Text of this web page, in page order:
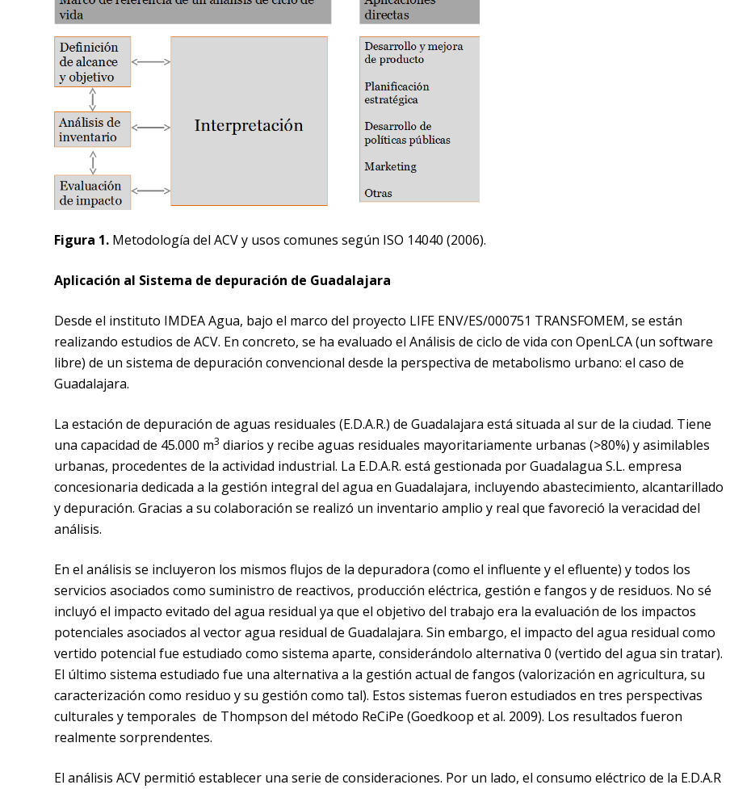
Figura 1. Metodología del ACV y usos comunes según ISO 14040 (2006).
Aplicación al Sistema de depuración de Guadalajara
Desde el instituto IMDEA Agua, bajo el marco del proyecto LIFE ENV/ES/000751 TRANSFOMEM, se están
realizando estudios de ACV. En concreto, se ha evaluado el Análisis de ciclo de vida con OpenLCA (un software
libre) de un sistema de depuración convencional desde la perspectiva de metabolismo urbano: el caso de
Guadalajara.
La estación de depuración de aguas residuales (E.D.A.R.) de Guadalajara está situada al sur de la ciudad. Tiene
una capacidad de 45.000 m3 diarios y recibe aguas residuales mayoritariamente urbanas (>80%) y asimilables
urbanas, procedentes de la actividad industrial. La E.D.A.R. está gestionada por Guadalagua S.L. empresa
concesionaria dedicada a la gestión integral del agua en Guadalajara, incluyendo abastecimiento, alcantarillado
y depuración. Gracias a su colaboración se realizó un inventario amplio y real que favoreció la veracidad del
análisis.
En el análisis se incluyeron los mismos flujos de la depuradora (como el influente y el efluente) y todos los
servicios asociados como suministro de reactivos, producción eléctrica, gestión e fangos y de residuos. No sé
incluyó el impacto evitado del agua residual ya que el objetivo del trabajo era la evaluación de los impactos
potenciales asociados al vector agua residual de Guadalajara. Sin embargo, el impacto del agua residual como
vertido potencial fue estudiado como sistema aparte, considerándolo alternativa 0 (vertido del agua sin tratar).
El último sistema estudiado fue una alternativa a la gestión actual de fangos (valorización en agricultura, su
caracterización como residuo y su gestión como tal). Estos sistemas fueron estudiados en tres perspectivas
culturales y temporales de Thompson del método ReCiPe(Goedkoop et al. 2009). Los resultados fueron
realmente sorprendentes.
El análisis ACV permitió establecer una serie de consideraciones. Por un lado, el consumo eléctrico de la E.D.A.R